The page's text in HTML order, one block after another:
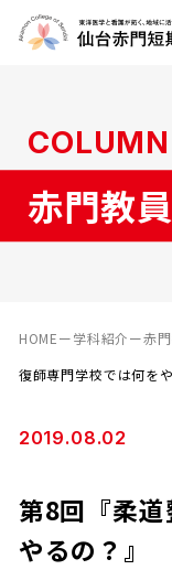
COLUMN
赤門教
HOMEー学科紹介ー赤
復師専門学校では何をや
2019.08.02
第8回『柔
やるの？』